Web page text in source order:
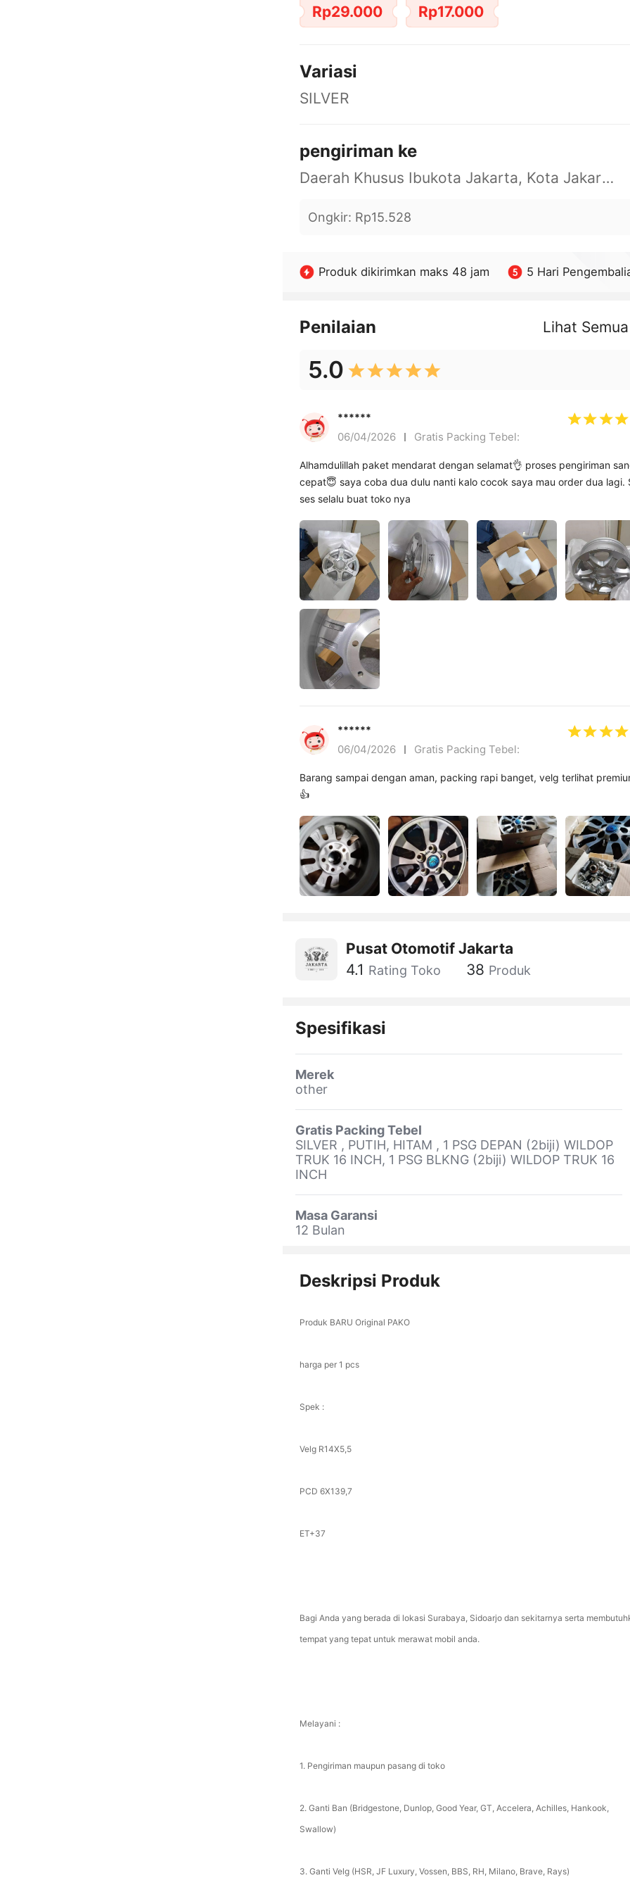
Rp29.000 Rp17.000
Variasi
SILVER
pengiriman ke
Daerah Khusus Ibukota Jakarta, Kota Jakarta Barat, Cengkareng, yy
Ongkir: Rp15.528
Produk dikirimkan maks 48 jam 5 Hari
Penilaian Lihat Semua
5.0
******
06/04/2026 Gratis Packing Tebel: ㅤ
Alhamdulillah paket mendarat dengan selamat👌 proses pengiriman
cepat😇 saya coba dua dulu nanti kalo cocok saya mau order dua lagi.
ses selalu buat toko nya
******
06/04/2026 Gratis Packing Tebel: ㅤ
Barang sampai dengan aman, packing rapi banget, velg terlihat
👍
Pusat Otomotif Jakarta
4.1 Rating Toko 38 Produk
Spesifikasi
Merek
other
Gratis Packing Tebel
SILVER , PUTIH, HITAM , 1 PSG DEPAN (2biji) WILDOP
TRUK 16 INCH, 1 PSG BLKNG (2biji) WILDOP TRUK 16
INCH
Masa Garansi
12 Bulan
Deskripsi Produk
Produk BARU Original PAKO
harga per 1 pcs
Spek :
Velg R14X5,5
PCD 6X139,7
ET+37
Bagi Anda yang berada di lokasi Surabaya, Sidoarjo dan sekitarnya serta
tempat yang tepat untuk merawat mobil anda.
Melayani :
1. Pengiriman maupun pasang di toko
2. Ganti Ban (Bridgestone, Dunlop, Good Year, GT, Accelera, Achilles, Hankook,
Swallow)
3. Ganti Velg (HSR, JF Luxury, Vossen, BBS, RH, Milano, Brave, Rays)